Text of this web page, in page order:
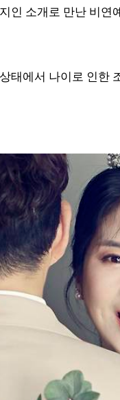
인 소개로 만난 비연
태에서 나이로 인한